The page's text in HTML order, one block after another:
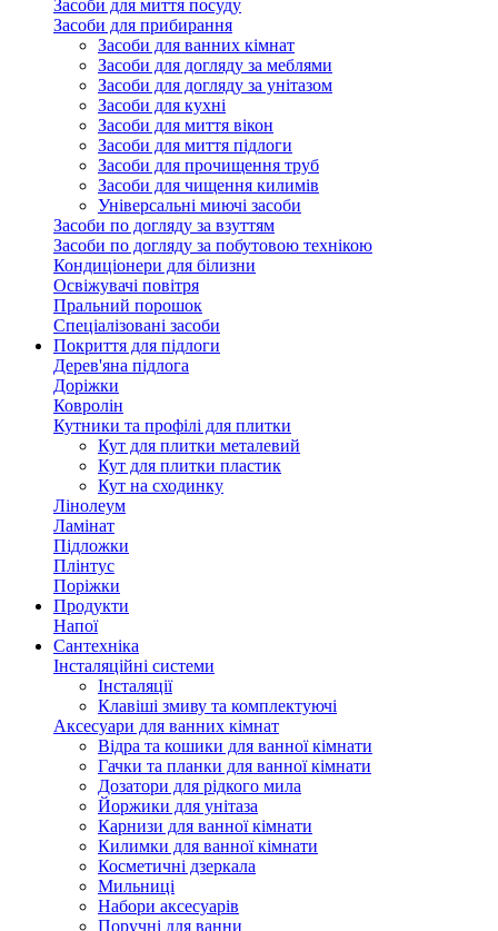
Засоби для миття посуду
Засоби для прибирання
Засоби для ванних кімнат
Засоби для догляду за меблями
Засоби для догляду за унітазом
Засоби для кухні
Засоби для миття вікон
Засоби для миття підлоги
Засоби для прочищення труб
Засоби для чищення килимів
Універсальні миючі засоби
Засоби по догляду за взуттям
Засоби по догляду за побутовою технікою
Кондиціонери для білизни
Освіжувачі повітря
Пральний порошок
Спеціалізовані засоби
Покриття для підлоги
Дерев'яна підлога
Доріжки
Ковролін
Кутники та профілі для плитки
Кут для плитки металевий
Кут для плитки пластик
Кут на сходинку
Лінолеум
Ламінат
Підложки
Плінтус
Поріжки
Продукти
Напої
Сантехніка
Інсталяційні системи
Інсталяції
Клавіші змиву та комплектуючі
Аксесуари для ванних кімнат
Відра та кошики для ванної кімнати
Гачки та планки для ванної кімнати
Дозатори для рідкого мила
Йоржики для унітаза
Карнизи для ванної кімнати
Килимки для ванної кімнати
Косметичні дзеркала
Мильниці
Набори аксесуарів
Поручні для ванни